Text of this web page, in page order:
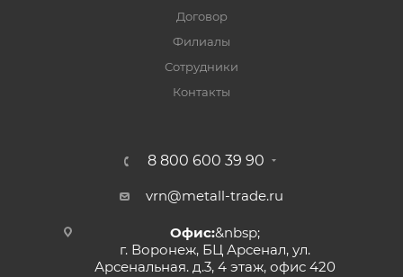
Договор
Филиалы
Сотрудники
Контакты
8 800 600 39 90
vrn@metall-trade.ru
Офис:&nbsp;
г. Воронеж, БЦ Арсенал, ул.
Арсенальная. д.3, 4 этаж, офис 420